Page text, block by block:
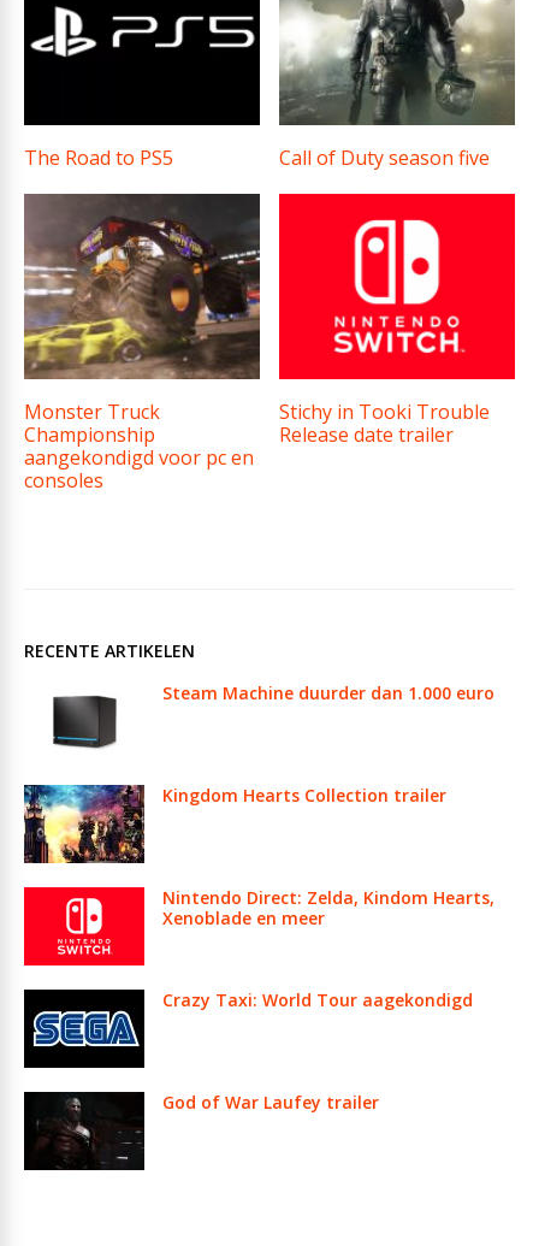
The Road to PS5 Call of Duty season five
Monster Truck
Championship
aangekondigd voor pc en
consoles
Stichy in Tooki Trouble
Release date trailer
RECENTE ARTIKELEN
Steam Machine duurder dan 1.000 euro
Kingdom Hearts Collection trailer
Nintendo Direct: Zelda, Kindom Hearts,
Xenoblade en meer
Crazy Taxi: World Tour aagekondigd
God of War Laufey trailer